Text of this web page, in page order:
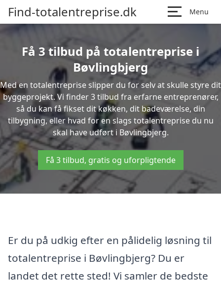
Find-totalentreprise.dk Menu
Få 3 tilbud på totalentreprise i
Bøvlingbjerg
Med en totalentreprise slipper du for selv at skulle styre dit
byggeprojekt. Vi finder 3 tilbud fra erfarne entreprenører,
så du kan få fikset dit køkken, dit badeværelse, din
tilbygning, eller hvad for en slags totalentreprise du nu
skal have udført i Bøvlingbjerg.
Få 3 tilbud, gratis og uforpligtende
Er du på udkig efter en pålidelig løsning til
totalentreprise i Bøvlingbjerg? Du er
landet det rette sted! Vi samler de bedste